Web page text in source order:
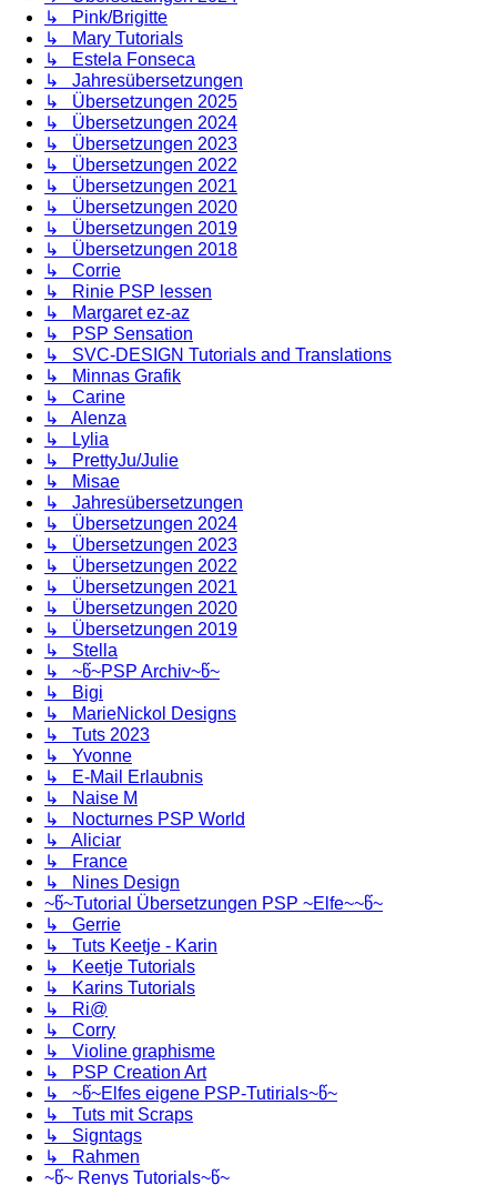
↳ Pink/Brigitte
↳ Mary Tutorials
↳ Estela Fonseca
↳ Jahresübersetzungen
↳ Übersetzungen 2025
↳ Übersetzungen 2024
↳ Übersetzungen 2023
↳ Übersetzungen 2022
↳ Übersetzungen 2021
↳ Übersetzungen 2020
↳ Übersetzungen 2019
↳ Übersetzungen 2018
↳ Corrie
↳ Rinie PSP lessen
↳ Margaret ez-az
↳ PSP Sensation
↳ SVC-DESIGN Tutorials and Translations
↳ Minnas Grafik
↳ Carine
↳ Alenza
↳ Lylia
↳ PrettyJu/Julie
↳ Misae
↳ Jahresübersetzungen
↳ Übersetzungen 2024
↳ Übersetzungen 2023
↳ Übersetzungen 2022
↳ Übersetzungen 2021
↳ Übersetzungen 2020
↳ Übersetzungen 2019
↳ Stella
↳ ~წ~PSP Archiv~წ~
↳ Bigi
↳ MarieNickol Designs
↳ Tuts 2023
↳ Yvonne
↳ E-Mail Erlaubnis
↳ Naise M
↳ Nocturnes PSP World
↳ Aliciar
↳ France
↳ Nines Design
~წ~Tutorial Übersetzungen PSP ~Elfe~~წ~
↳ Gerrie
↳ Tuts Keetje - Karin
↳ Keetje Tutorials
↳ Karins Tutorials
↳ Ri@
↳ Corry
↳ Violine graphisme
↳ PSP Creation Art
↳ ~წ~Elfes eigene PSP-Tutirials~წ~
↳ Tuts mit Scraps
↳ Signtags
↳ Rahmen
~წ~ Renys Tutorials~წ~